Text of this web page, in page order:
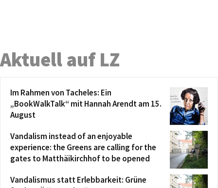
Aktuell auf LZ
Im Rahmen von Tacheles: Ein
„BookWalkTalk“ mit Hannah Arendt am 15.
August
Vandalism instead of an enjoyable
experience: the Greens are calling for the
gates to Matthäikirchhof to be opened
Vandalismus statt Erlebbarkeit: Grüne